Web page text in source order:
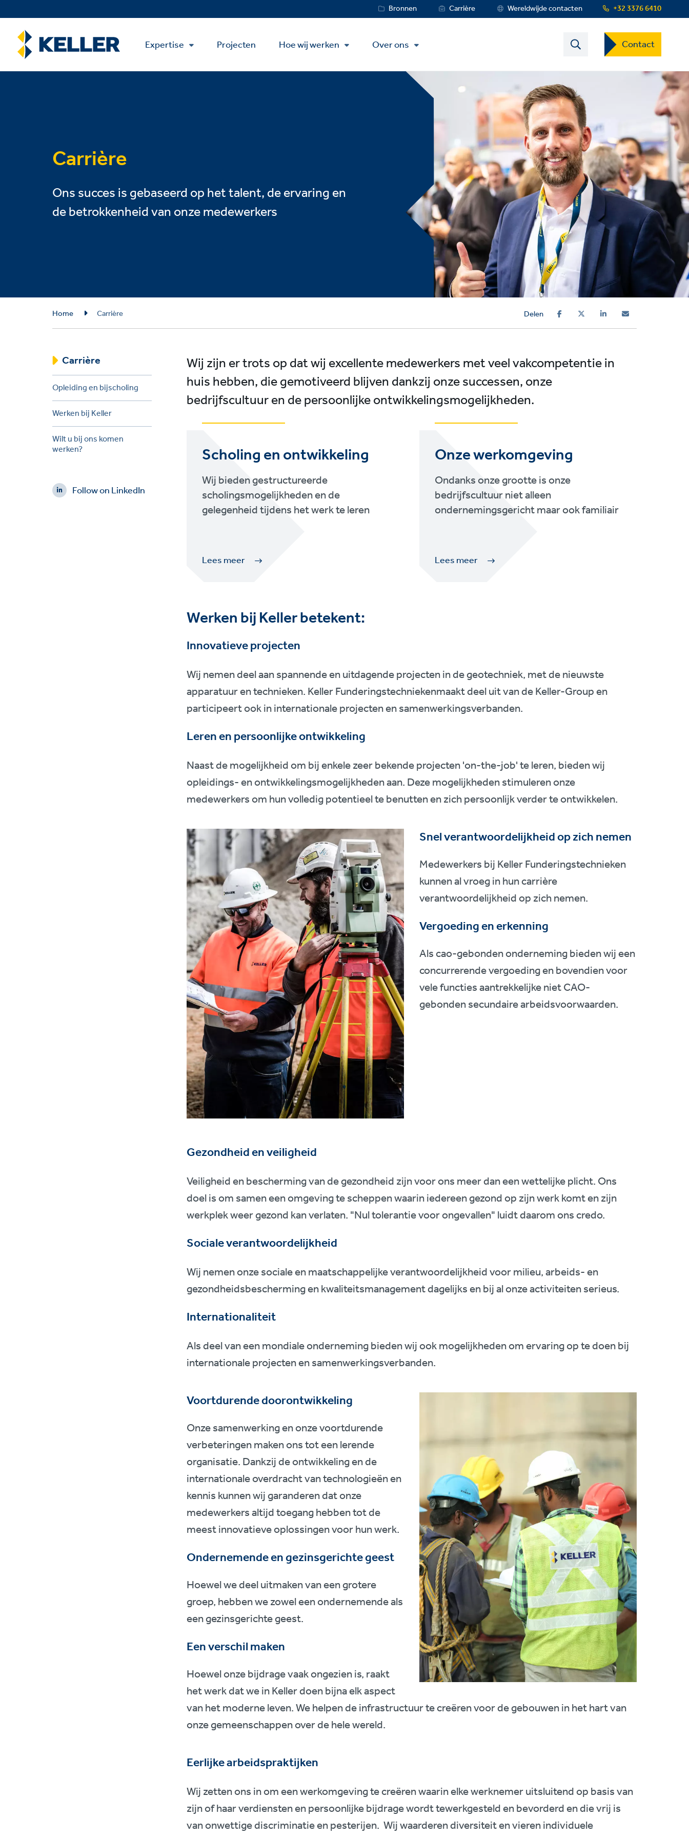
to
content
+32 3376 6410
Service
MenuBronnen Carrière Wereldwijde contacten
Main
Menu
Expertise Projecten Hoe wij werken Over ons Contact
US
Dropdown
Menu
Contact
Carrière
Ons succes is gebaseerd op het talent, de ervaring en
de betrokkenheid van onze medewerkers
Breadcrumb
Home Carrière Delen
Carrière
Opleiding en bijscholing
Werken bij Keller
Wilt u bij ons komen
werken?
Follow on LinkedIn
Wij zijn er trots op dat wij excellente medewerkers met veel vakcompetentie in
huis hebben, die gemotiveerd blijven dankzij onze successen, onze
bedrijfscultuur en de persoonlijke ontwikkelingsmogelijkheden.
Scholing en ontwikkeling
Wij bieden gestructureerde
scholingsmogelijkheden en de
gelegenheid tijdens het werk te leren
Lees meer
Onze werkomgeving
Ondanks onze grootte is onze
bedrijfscultuur niet alleen
ondernemingsgericht maar ook familiair
Lees meer
Werken bij Keller betekent:
Innovatieve projecten
Wij nemen deel aan spannende en uitdagende projecten in de geotechniek, met de nieuwste
apparatuur en technieken. Keller Funderingstechniekenmaakt deel uit van de Keller-Group en
participeert ook in internationale projecten en samenwerkingsverbanden.
Leren en persoonlijke ontwikkeling
Naast de mogelijkheid om bij enkele zeer bekende projecten 'on-the-job' te leren, bieden wij
opleidings- en ontwikkelingsmogelijkheden aan. Deze mogelijkheden stimuleren onze
medewerkers om hun volledig potentieel te benutten en zich persoonlijk verder te ontwikkelen.
Snel verantwoordelijkheid op zich nemen
Medewerkers bij Keller Funderingstechnieken
kunnen al vroeg in hun carrière
verantwoordelijkheid op zich nemen.
Vergoeding en erkenning
Als cao-gebonden onderneming bieden wij een
concurrerende vergoeding en bovendien voor
vele functies aantrekkelijke niet CAO-
gebonden secundaire arbeidsvoorwaarden.
Gezondheid en veiligheid
Veiligheid en bescherming van de gezondheid zijn voor ons meer dan een wettelijke plicht. Ons
doel is om samen een omgeving te scheppen waarin iedereen gezond op zijn werk komt en zijn
werkplek weer gezond kan verlaten. "Nul tolerantie voor ongevallen" luidt daarom ons credo.
Sociale verantwoordelijkheid
Wij nemen onze sociale en maatschappelijke verantwoordelijkheid voor milieu, arbeids- en
gezondheidsbescherming en kwaliteitsmanagement dagelijks en bij al onze activiteiten serieus.
Internationaliteit
Als deel van een mondiale onderneming bieden wij ook mogelijkheden om ervaring op te doen bij
internationale projecten en samenwerkingsverbanden.
Voortdurende doorontwikkeling
Onze samenwerking en onze voortdurende
verbeteringen maken ons tot een lerende
organisatie. Dankzij de ontwikkeling en de
internationale overdracht van technologieën en
kennis kunnen wij garanderen dat onze
medewerkers altijd toegang hebben tot de
meest innovatieve oplossingen voor hun werk.
Ondernemende en gezinsgerichte geest
Hoewel we deel uitmaken van een grotere
groep, hebben we zowel een ondernemende als
een gezinsgerichte geest.
Een verschil maken
Hoewel onze bijdrage vaak ongezien is, raakt
het werk dat we in Keller doen bijna elk aspect
van het moderne leven. We helpen de infrastructuur te creëren voor de gebouwen in het hart van
onze gemeenschappen over de hele wereld.
Eerlijke arbeidspraktijken
Wij zetten ons in om een werkomgeving te creëren waarin elke werknemer uitsluitend op basis van
zijn of haar verdiensten en persoonlijke bijdrage wordt tewerkgesteld en bevorderd en die vrij is
van onwettige discriminatie en pesterijen. Wij waarderen diversiteit en vieren individuele